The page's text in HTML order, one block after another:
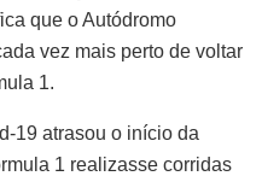
que o Autódromo
vez mais perto de voltar
1.
19 atrasou o início da
1 realizasse corridas